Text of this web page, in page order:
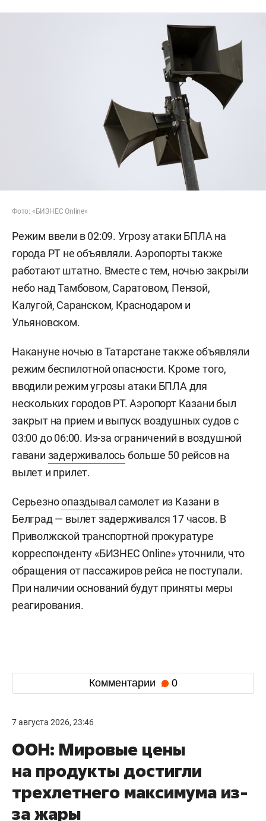
Фото: «БИЗНЕС Online»
Режим ввели в 02:09. Угрозу атаки БПЛА на
города РТ не объявляли. Аэропорты также
работают штатно. Вместе с тем, ночью закрыли
небо над Тамбовом, Саратовом, Пензой,
Калугой, Саранском, Краснодаром и
Ульяновском.
Накануне ночью в Татарстане также объявляли
режим беспилотной опасности. Кроме того,
вводили режим угрозы атаки БПЛА для
нескольких городов РТ. Аэропорт Казани был
закрыт на прием и выпуск воздушных судов с
03:00 до 06:00. Из-за ограничений в воздушной
гавани задерживалось больше 50 рейсов на
вылет и прилет.
Серьезноопаздывалсамолет из Казани в
Белград — вылет задерживался 17 часов. В
Приволжской транспортной прокуратуре
корреспонденту «БИЗНЕС Online» уточнили, что
обращения от пассажиров рейса не поступали.
При наличии оснований будут приняты меры
реагирования.
Комментарии 0
7 августа 2026, 23:46
ООН: Мировые цены
на продукты достигли
трехлетнего максимума из-
за жары